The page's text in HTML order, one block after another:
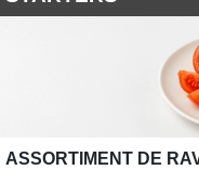
ASSORTIMENT DE